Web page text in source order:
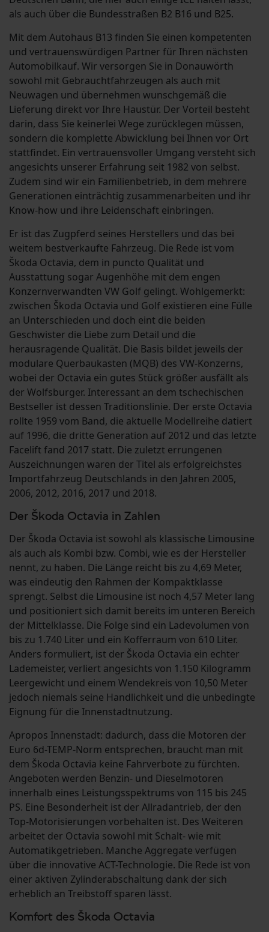
als auch über die Bundesstraßen B2 B16 und B25.
Mit dem Autohaus B13 finden Sie einen kompetenten
und vertrauenswürdigen Partner für Ihren nächsten
Automobilkauf. Wir versorgen Sie in Donauwörth
sowohl mit Gebrauchtfahrzeugen als auch mit
Neuwagen und übernehmen wunschgemäß die
Lieferung direkt vor Ihre Haustür. Der Vorteil besteht
darin, dass Sie keinerlei Wege zurücklegen müssen,
sondern die komplette Abwicklung bei Ihnen vor Ort
stattfindet. Ein vertrauensvoller Umgang versteht sich
angesichts unserer Erfahrung seit 1982 von selbst.
Zudem sind wir ein Familienbetrieb, in dem mehrere
Generationen einträchtig zusammenarbeiten und ihr
Know-how und ihre Leidenschaft einbringen.
Er ist das Zugpferd seines Herstellers und das bei
weitem bestverkaufte Fahrzeug. Die Rede ist vom
Škoda Octavia, dem in puncto Qualität und
Ausstattung sogar Augenhöhe mit dem engen
Konzernverwandten VW Golf gelingt. Wohlgemerkt:
zwischen Škoda Octavia und Golf existieren eine Fülle
an Unterschieden und doch eint die beiden
Geschwister die Liebe zum Detail und die
herausragende Qualität. Die Basis bildet jeweils der
modulare Querbaukasten (MQB) des VW-Konzerns,
wobei der Octavia ein gutes Stück größer ausfällt als
der Wolfsburger. Interessant an dem tschechischen
Bestseller ist dessen Traditionslinie. Der erste Octavia
rollte 1959 vom Band, die aktuelle Modellreihe datiert
auf 1996, die dritte Generation auf 2012 und das letzte
Facelift fand 2017 statt. Die zuletzt errungenen
Auszeichnungen waren der Titel als erfolgreichstes
Importfahrzeug Deutschlands in den Jahren 2005,
2006, 2012, 2016, 2017 und 2018.
Der Škoda Octavia in Zahlen
Der Škoda Octavia ist sowohl als klassische Limousine
als auch als Kombi bzw. Combi, wie es der Hersteller
nennt, zu haben. Die Länge reicht bis zu 4,69 Meter,
was eindeutig den Rahmen der Kompaktklasse
sprengt. Selbst die Limousine ist noch 4,57 Meter lang
und positioniert sich damit bereits im unteren Bereich
der Mittelklasse. Die Folge sind ein Ladevolumen von
bis zu 1.740 Liter und ein Kofferraum von 610 Liter.
Anders formuliert, ist der Škoda Octavia ein echter
Lademeister, verliert angesichts von 1.150 Kilogramm
Leergewicht und einem Wendekreis von 10,50 Meter
jedoch niemals seine Handlichkeit und die unbedingte
Eignung für die Innenstadtnutzung.
Apropos Innenstadt: dadurch, dass die Motoren der
Euro 6d-TEMP-Norm entsprechen, braucht man mit
dem Škoda Octavia keine Fahrverbote zu fürchten.
Angeboten werden Benzin- und Dieselmotoren
innerhalb eines Leistungsspektrums von 115 bis 245
PS. Eine Besonderheit ist der Allradantrieb, der den
Top-Motorisierungen vorbehalten ist. Des Weiteren
arbeitet der Octavia sowohl mit Schalt- wie mit
Automatikgetrieben. Manche Aggregate verfügen
über die innovative ACT-Technologie. Die Rede ist von
einer aktiven Zylinderabschaltung dank der sich
erheblich an Treibstoff sparen lässt.
Komfort des Škoda Octavia